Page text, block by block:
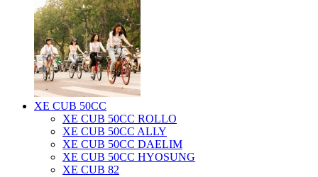
XE CUB 50CC
XE CUB 50CC ROLLO
XE CUB 50CC ALLY
XE CUB 50CC DAELIM
XE CUB 50CC HYOSUNG
XE CUB 82